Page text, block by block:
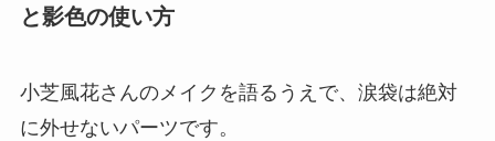
と影色の使い方
小芝風花さんのメイクを語るうえで、涙袋は絶対
に外せないパーツです。